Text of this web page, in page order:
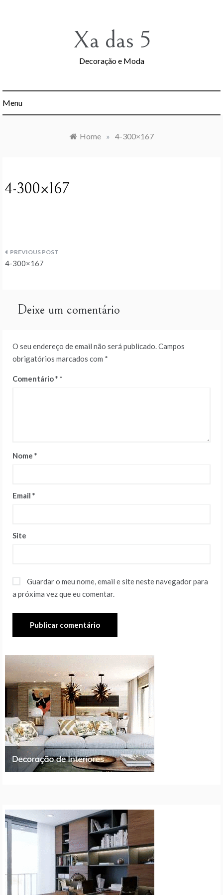
Xa das 5
Decoração e Moda
Menu
Home » 4-300×167
4-300×167
Navegação
artigos
4-300×167
Deixe um comentário
O seu endereço de email não será publicado.Campos
obrigatórios marcados com *
Comentário*
Nome *
Email *
Site
Guardar o meu nome, email e site neste navegador para
a próxima vez que eu comentar.